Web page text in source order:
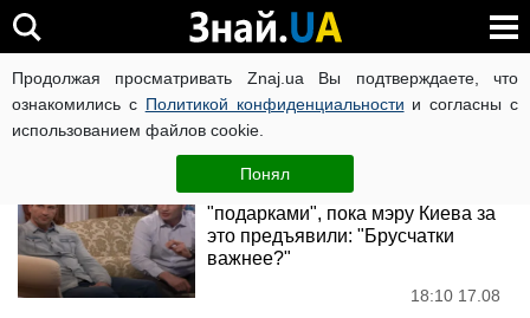
Продолжая просматривать Znaj.ua Вы подтверждаете, что
ознакомились с Политикой конфиденциальности и согласны с
использованием файлов cookie.
Понял
Владимир Кличко
Вова Кличко уехал на фронт с
"подарками", пока мэру Киева за
это предъявили: "Брусчатки
важнее?"
18:10 17.08